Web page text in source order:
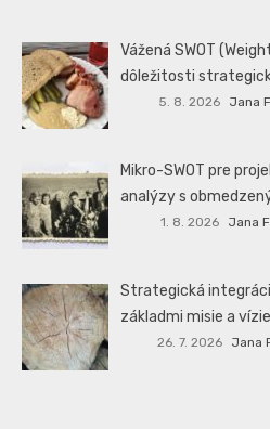
Vážená SWOT
dôležitosti
5. 8. 2026 Jana
Mikro-SWOT pre
analýzy s
1. 8. 2026 Jana
Strategická
základmi misie a
26. 7. 2026 Jana